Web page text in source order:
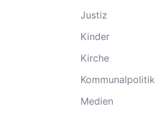
Justiz
Kinder
Kirche
Kommunalpolitik
Medien